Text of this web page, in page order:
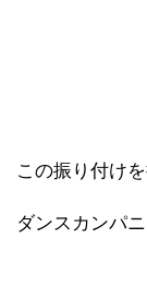
この振り付け
ダンスカンパニ